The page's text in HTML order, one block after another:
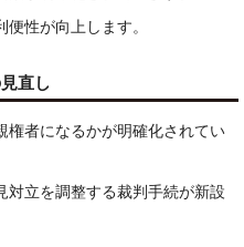
性が向上します。
直し
権者になるかが明確化されてい
対立を調整する裁判手続が新設